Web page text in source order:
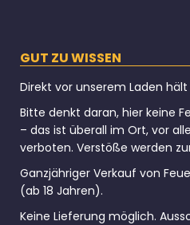
GUT ZU WISSEN
Direkt vor unserem Laden hält
Bitte denkt daran, hier keine
– das ist überall im Ort, vor
verboten. Verstöße werden
Ganzjähriger Verkauf von
(ab 18 Jahren).
Keine Lieferung möglich.